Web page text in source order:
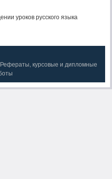
уроков русского языка
курсовые и дипломные